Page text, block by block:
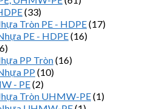
(33)
Tròn PE - HDPE(17)
PE - HDPE(16)
PP Tròn(16)
PP (10)
- PE(2)
Tròn UHMW-PE(1)